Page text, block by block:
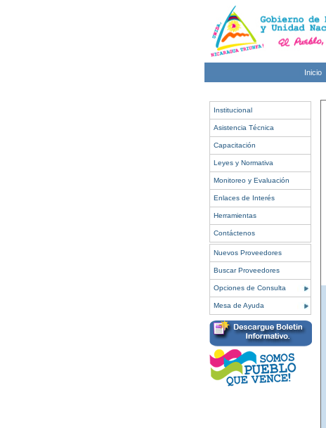
Inicio
Institucional
Asistencia Técnica
Capacitación
Leyes y Normativa
Monitoreo y Evaluación
Enlaces de Interés
Herramientas
Contáctenos
Nuevos Proveedores
Buscar Proveedores
Opciones de Consulta
Mesa de Ayuda